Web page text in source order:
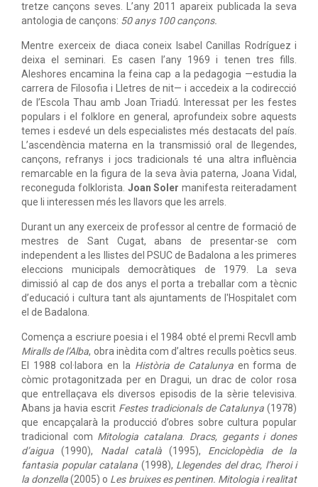
tretze cançons seves. L’any 2011 apareix publicada la seva
antologia de cançons: 50 anys 100 cançons.
Mentre exerceix de diaca coneix Isabel Canillas Rodríguez i
deixa el seminari. Es casen l’any 1969 i tenen tres fills.
Aleshores encamina la feina cap a la pedagogia —estudia la
carrera de Filosofia i Lletres de nit— i accedeix a la codirecció
de l’Escola Thau amb Joan Triadú. Interessat per les festes
populars i el folklore en general, aprofundeix sobre aquests
temes i esdevé un dels especialistes més destacats del país.
L’ascendència materna en la transmissió oral de llegendes,
cançons, refranys i jocs tradicionals té una altra influència
remarcable en la figura de la seva àvia paterna, Joana Vidal,
reconeguda folklorista. Joan Soler manifesta reiteradament
que li interessen més les llavors que les arrels.
Durant un any exerceix de professor al centre de formació de
mestres de Sant Cugat, abans de presentar-se com
independent a les llistes del PSUC de Badalona a les primeres
eleccions municipals democràtiques de 1979. La seva
dimissió al cap de dos anys el porta a treballar com a tècnic
d’educació i cultura tant als ajuntaments de l'Hospitalet com
el de Badalona.
Comença a escriure poesia i el 1984 obté el premi Recvll amb
Miralls de l’Alba, obra inèdita com d’altres reculls poètics seus.
El 1988 col·labora en la Història de Catalunyaen forma de
còmic protagonitzada per en Dragui, un drac de color rosa
que entrellaçava els diversos episodis de la sèrie televisiva.
Abans ja havia escrit Festes tradicionals de Catalunya (1978)
que encapçalarà la producció d’obres sobre cultura popular
tradicional com Mitologia catalana
Dracs, gegants i dones
d’aigua(1990), Nadal català(1995), Enciclopèdia de la
fantasia popular catalana (1998), Llegendes del drac, l’heroi i
la donzella(2005) o Les bruixes es pentinen. Mitologia i realitat